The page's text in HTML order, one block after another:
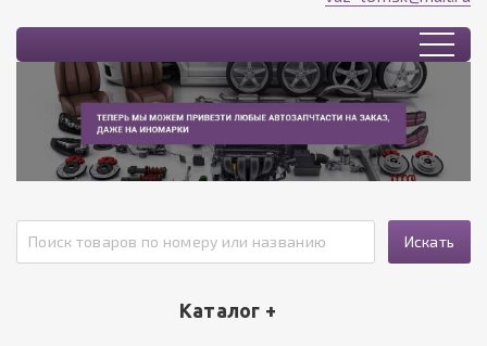
Искать
Каталог +